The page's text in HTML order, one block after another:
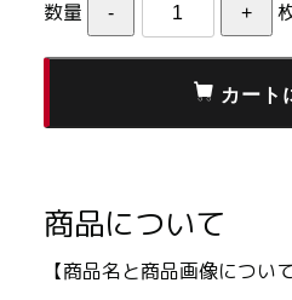
数量
商品について
【商品名と商品画像について